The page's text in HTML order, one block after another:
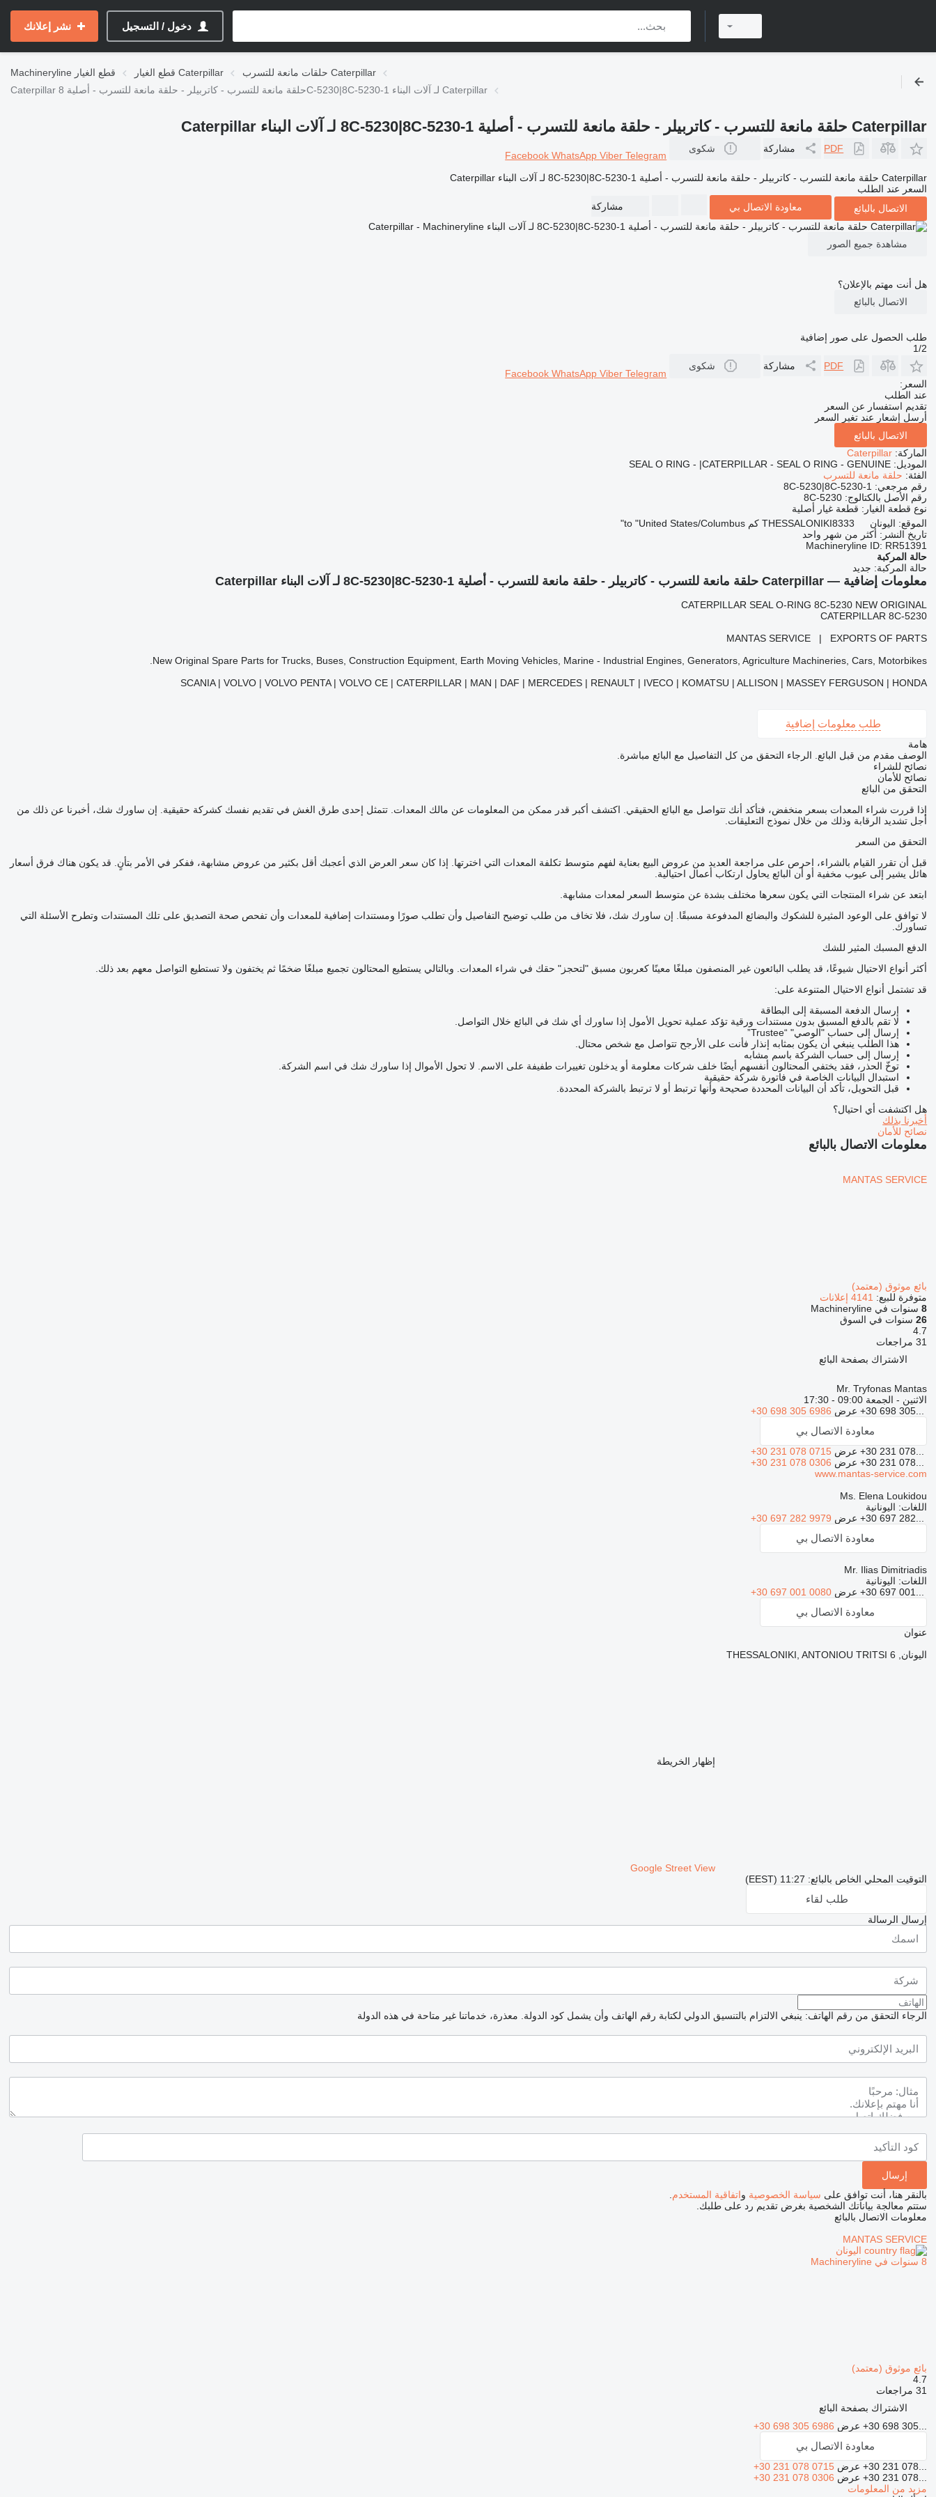
دخول / التسجيل نشر إعلانك
Machineryline قطع الغيار قطع الغيار Caterpillar
حلقات مانعة للتسرب Caterpillar
Caterpillar حلقة مانعة للتسرب - كاتربيلر - حلقة مانعة للتسرب - أصلية 8C-5230|8C-5230-1 لـ آلات البناء Caterpillar
Caterpillar حلقة مانعة للتسرب - كاتربيلر - حلقة مانعة للتسرب - أصلية 8C-5230|8C-5230-1 لـ آلات البناء Caterpillar
PDF مشاركة شكوى
FacebookWhatsAppViberTelegram
Caterpillar حلقة مانعة للتسرب - كاتربيلر - حلقة مانعة للتسرب - أصلية 8C-5230|8C-5230-1 لـ آلات البناء Caterpillar
السعر عند الطلب
الاتصال بالبائع
معاودة الاتصال بي مشاركة
مشاهدة جميع الصور
هل أنت مهتم بالإعلان؟
الاتصال بالبائع
طلب الحصول على صور إضافية
1/2
PDF
مشاركة شكوى
FacebookWhatsAppViberTelegram
السعر:
عند الطلب
تقديم استفسار عن السعر
أرسل إشعار عند تغير السعر
الاتصال بالبائع
الماركة: Caterpillar
الموديل: SEAL O RING - |CATERPILLAR - SEAL O RING - GENUINE
الفئة: حلقة مانعة للتسرب
رقم مرجعي: 8C-5230|8C-5230-1
رقم الأصل بالكتالوج: 8C-5230
نوع قطعة الغيار: قطعة غيار أصلية
الموقع: اليونان THESSALONIKI8333 كم to "United States/Columbus"
تاريخ النشر: أكثر من شهر واحد
Machineryline ID: RR51391
حالة المركبة
حالة المركبة: جديد
معلومات إضافية — Caterpillar حلقة مانعة للتسرب - كاتربيلر - حلقة مانعة للتسرب - أصلية 8C-5230|8C-5230-1 لـ آلات البناء Caterpillar
CATERPILLAR SEAL O-RING 8C-5230 NEW ORIGINAL
CATERPILLAR 8C-5230
MANTAS SERVICE | EXPORTS OF PARTS
New Original Spare Parts for Trucks, Buses, Construction Equipment, Earth Moving Vehicles, Marine - Industrial Engines, Generators, Agriculture Machineries, Cars, Motorbikes.
SCANIA | VOLVO | VOLVO PENTA | VOLVO CE | CATERPILLAR | MAN | DAF | MERCEDES | RENAULT | IVECO | KOMATSU | ALLISON | MASSEY FERGUSON | HONDA
طلب معلومات إضافية
هامة
الوصف مقدم من قبل البائع. الرجاء التحقق من كل التفاصيل مع البائع مباشرة.
نصائح للشراء
نصائح للأمان
التحقق من البائع
إذا قررت شراء المعدات بسعر منخفض، فتأكد أنك تتواصل مع البائع الحقيقي. اكتشف أكبر قدر ممكن من المعلومات عن مالك المعدات. تتمثل إحدى طرق الغش في تقديم نفسك كشركة حقيقية. إن ساورك شك، أخبرنا عن ذلك من
أجل تشديد الرقابة وذلك من خلال نموذج التعليقات.
التحقق من السعر
قبل أن تقرر القيام بالشراء، احرص على مراجعة العديد من عروض البيع بعناية لفهم متوسط تكلفة المعدات التي اخترتها. إذا كان سعر العرض الذي أعجبك أقل بكثير من عروض مشابهة، ففكر في الأمر بتأنٍ. قد يكون هناك فرق أسعار
هائل يشير إلى عيوب مخفية أو أن البائع يحاول ارتكاب أعمال احتيالية.
ابتعد عن شراء المنتجات التي يكون سعرها مختلف بشدة عن متوسط السعر لمعدات مشابهة.
لا توافق على الوعود المثيرة للشكوك والبضائع المدفوعة مسبقًا. إن ساورك شك، فلا تخاف من طلب توضيح التفاصيل وأن تطلب صورًا ومستندات إضافية للمعدات وأن تفحص صحة التصديق على تلك المستندات وتطرح الأسئلة التي
تساورك.
الدفع المسبك المثير للشك
أكثر أنواع الاحتيال شيوعًا، قد يطلب البائعون غير المنصفون مبلغًا معينًا كعربون مسبق "لتحجز" حقك في شراء المعدات. وبالتالي يستطيع المحتالون تجميع مبلغًا ضخمًا ثم يختفون ولا تستطيع التواصل معهم بعد ذلك.
قد تشتمل أنواع الاحتيال المتنوعة على:
إرسال الدفعة المسبقة إلى البطاقة
لا تقم بالدفع المسبق بدون مستندات ورقية تؤكد عملية تحويل الأمول إذا ساورك أي شك في البائع خلال التواصل.
إرسال إلى حساب "الوصي" “Trustee”
هذا الطلب ينبغي أن يكون بمثابه إنذار فأنت على الأرجح تتواصل مع شخص محتال.
إرسال إلى حساب الشركة باسم مشابه
توخّ الحذر، فقد يختفي المحتالون أنفسهم أيضًا خلف شركات معلومة أو يدخلون تغييرات طفيفة على الاسم. لا تحول الأموال إذا ساورك شك في اسم الشركة.
استبدال البيانات الخاصة في فاتورة شركة حقيقية
قبل التحويل، تأكد أن البيانات المحددة صحيحة وأنها ترتبط أو لا ترتبط بالشركة المحددة.
هل اكتشفت أي احتيال؟
أخبرنا بذلك
نصائح للأمان
معلومات الاتصال بالبائع
MANTAS SERVICE
بائع موثوق (معتمد)
متوفرة للبيع: 4141 إعلانات
8سنوات في Machineryline
26سنوات في السوق
4.7
31 مراجعات
الاشتراك بصفحة البائع
Mr. Tryfonas Mantas
الاثنين - الجمعة 09:00 - 17:30
+30 698 305... عرض +30 698 305 6986
معاودة الاتصال بي
+30 231 078... عرض +30 231 078 0715
+30 231 078... عرض +30 231 078 0306
www.mantas-service.com
Ms. Elena Loukidou
اللغات: اليونانية
+30 697 282... عرض +30 697 282 9979
معاودة الاتصال بي
Mr. Ilias Dimitriadis
اللغات: اليونانية
+30 697 001... عرض +30 697 001 0080
معاودة الاتصال بي
عنوان
اليونان, THESSALONIKI, ANTONIOU TRITSI 6
إظهار الخريطة
Google Street View
التوقيت المحلي الخاص بالبائع: 11:27 (EEST)
طلب لقاء
إرسال الرسالة
الرجاء التحقق من رقم الهاتف: ينبغي الالتزام بالتنسيق الدولي لكتابة رقم الهاتف وأن يشمل كود الدولة. معذرة، خدماتنا غير متاحة في هذه الدولة
بالنقر هنا، أنت توافق على سياسة الخصوصية واتفاقية المستخدم
ستتم معالجة بياناتك الشخصية بغرض تقديم رد على طلبك.
معلومات الاتصال بالبائع
MANTAS SERVICE
اليونان
8 سنوات في Machineryline
بائع موثوق (معتمد)
4.7
31 مراجعات
الاشتراك بصفحة البائع
+30 698 305... عرض +30 698 305 6986
معاودة الاتصال بي
+30 231 078... عرض +30 231 078 0715
+30 231 078... عرض +30 231 078 0306
مزيد من المعلومات